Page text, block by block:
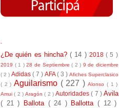
-
¿De quién es hincha?( 14 ) 2018( 5 )
2019 ( 1 )28 de Septiembre( 2 ) 9 de diciembre
( 2 ) Adidas ( 7 ) AFA( 3 ) Afiches Superclasico
( 2 ) Aguilarismo ( 227 )Alonso( 1 )
Amui( 2 ) Aragón( 2 ) Autoridades( 7 ) Avila
( 21 )
Ballota ( 24 ) Ballotta( 12 )